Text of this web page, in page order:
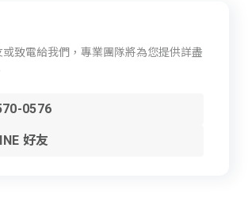
或致電給我們，專業團隊將為您提供詳盡
0576
好友